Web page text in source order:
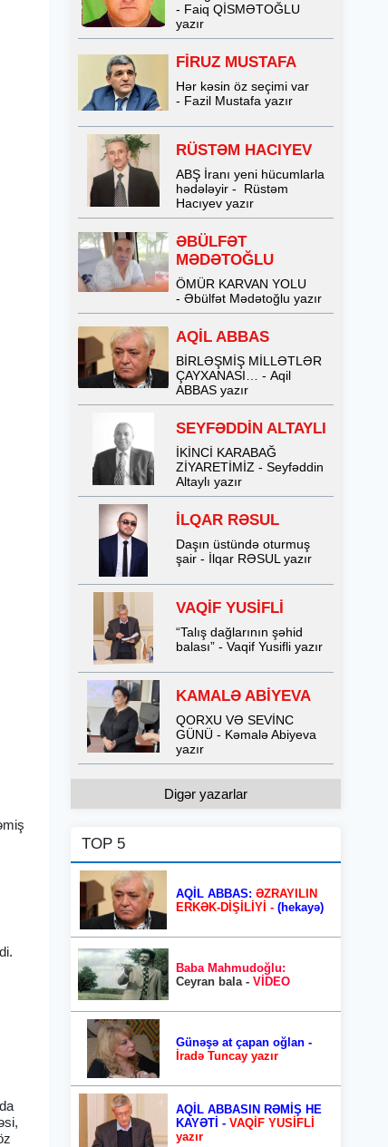
- Faiq QİSMƏTOĞLU
yazır
FİRUZ MUSTAFA
Hər kəsin öz seçimi var
- Fazil Mustafa yazır
RÜSTƏM HACIYEV
ABŞ İranı yeni hücumlarla
hədələyir - Rüstəm
Hacıyev yazır
ƏBÜLFƏT
MƏDƏTOĞLU
ÖMÜR KARVAN YOLU
- Əbülfət Mədətoğlu yazır
AQİL ABBAS
BİRLƏŞMİŞ MİLLƏTLƏR
ÇAYXANASI… - Aqil
ABBAS yazır
SEYFƏDDİN ALTAYLI
İKİNCİ KARABAĞ
ZİYARETİMİZ - Seyfəddin
Altaylı yazır
İLQAR RƏSUL
Daşın üstündə oturmuş
şair - İlqar RƏSUL yazır
VAQİF YUSİFLİ
“Talış dağlarının şəhid
balası” - Vaqif Yusifli yazır
KAMALƏ ABİYEVA
QORXU VƏ SEVİNC
GÜNÜ - Kəmalə Abiyeva
yazır
Digər yazarlar
TOP 5
AQİL ABBAS: ƏZRAYILIN
ERKƏK-DİŞİLİYİ - (hekayə)
Baba Mahmudoğlu:
Ceyran bala - VİDEO
Günəşə at çapan oğlan -
İradə Tuncay yazır
AQİL ABBASIN RƏMİŞ HE
KAYƏTİ - VAQİF YUSİFLİ
yazır